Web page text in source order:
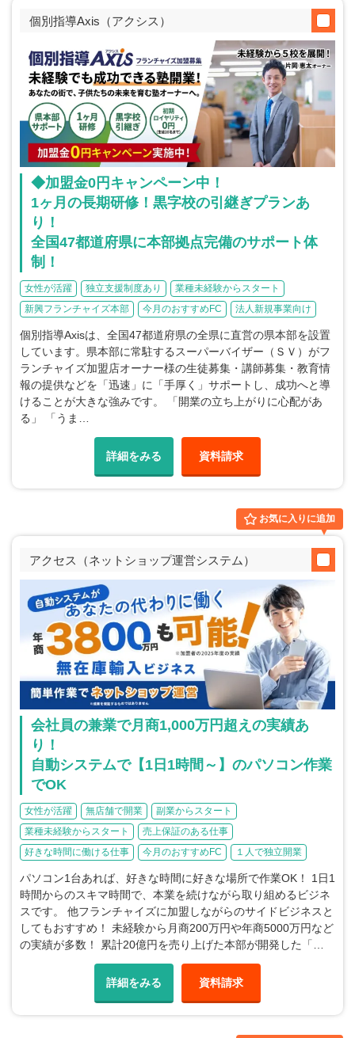
個別指導Axis（アクシス）
◆加盟金0円キャンペーン中！
1ヶ月の長期研修！黒字校の引継ぎプランあ
り！
全国47都道府県に本部拠点完備のサポート体
制！
女性が活躍 独立支援制度あり
業種未経験からスタート
新興フランチャイズ本部
今月のおすすめFC 法人新規事業向け
個別指導Axisは、全国47都道府県の全県に直営の県本部を設置
しています。県本部に常駐するスーパーバイザー（ＳＶ）がフ
ランチャイズ加盟店オーナー様の生徒募集・講師募集・教育情
報の提供などを「迅速」に「手厚く」サポートし、成功へと導
けることが大きな強みです。 「開業の立ち上がりに心配があ
る」 「うま…
詳細をみる 資料請求
お気に入りに追加
アクセス（ネットショップ運営システム）
会社員の兼業で月商1,000万円超えの実績あ
り！
自動システムで【1日1時間～】のパソコン作業
でOK
女性が活躍 無店舗で開業
副業からスタート
業種未経験からスタート
売上保証のある仕事
好きな時間に働ける仕事
今月のおすすめFC １人で独立開業
パソコン1台あれば、好きな時間に好きな場所で作業OK！ 1日1
時間からのスキマ時間で、本業を続けながら取り組めるビジネ
スです。 他フランチャイズに加盟しながらのサイドビジネスと
してもおすすめ！ 未経験から月商200万円や年商5000万円など
の実績が多数！ 累計20億円を売り上げた本部が開発した「…
詳細をみる 資料請求